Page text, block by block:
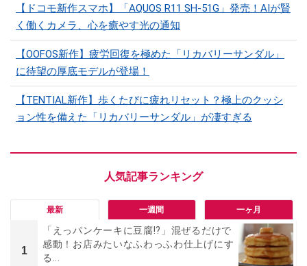
【ドコモ新作スマホ】「AQUOS R11 SH-51G」発売！AIが賢
く働くカメラ、心を癒やす光の通知
【OOFOS新作】疲労回復を極めた「リカバリーサンダル」
に待望の厚底モデルが登場！
【TENTIAL新作】歩くたびに疲れリセット？極上のクッシ
ョン性を備えた「リカバリーサンダル」が凄すぎる
最新 一週間 一ヶ月
1
「えっパンケーキに豆腐!?」混ぜるだけで
感動！お店みたいなふわっふわ仕上げにす
る...